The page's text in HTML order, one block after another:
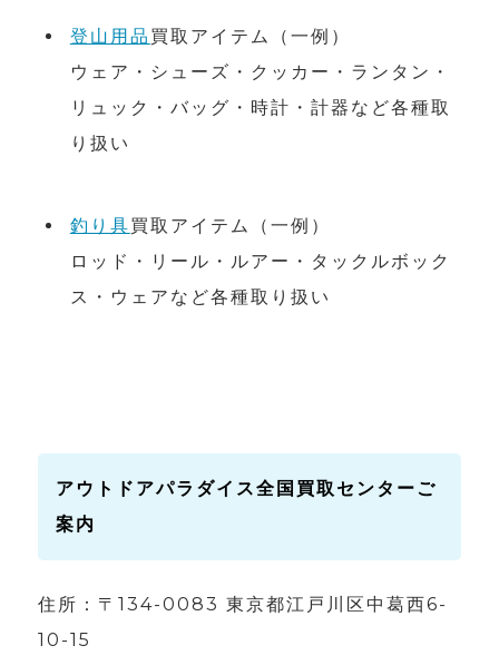
登山用品 買取アイテム（一例）
ウェア・シューズ・クッカー・ランタン・
リュック・バッグ・時計・計器など各種取
り扱い
釣り具買取アイテム（一例）
ロッド・リール・ルアー・タックルボック
ス・ウェアなど各種取り扱い
アウトドアパラダイス全国買取センターご
案内
住所：〒134-0083 東京都江戸川区中葛西6-
10-15